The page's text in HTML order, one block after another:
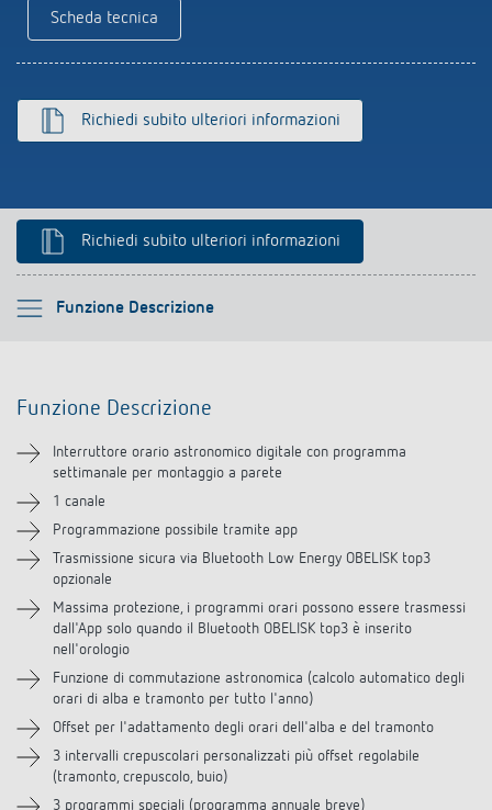
Rilevatore di presenza e rilevatore di
Scheda tecnica
Richiedi subito ulteriori informazioni
Richiedi subito ulteriori informazioni
Funzione Descrizione
Si prega di selezionare
Downloads
Accessori
Prodotti analoghi
Funzione Descrizione
Interruttore orario astronomico digitale con programma
settimanale per montaggio a parete
1 canale
Programmazione possibile tramite app
Trasmissione sicura via Bluetooth Low Energy OBELISK top3
opzionale
Massima protezione, i programmi orari possono essere trasmessi
dall'App solo quando il Bluetooth OBELISK top3 è inserito
nell'orologio
Funzione di commutazione astronomica (calcolo automatico degli
orari di alba e tramonto per tutto l'anno)
Offset per l'adattamento degli orari dell'alba e del tramonto
3 intervalli crepuscolari personalizzati più offset regolabile
(tramonto, crepuscolo, buio)
3 programmi speciali (programma annuale breve)